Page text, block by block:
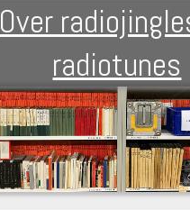
Over
radiotunes